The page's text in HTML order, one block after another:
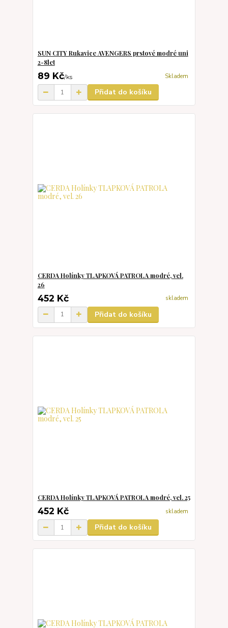
SUN CITY Rukavice AVENGERS prstové modré uni
2-8let
89 Kč/ks Skladem
Přidat do košíku
CERDA Holínky TLAPKOVÁ PATROLA modré, vel.
26
452 Kč skladem
Přidat do košíku
CERDA Holínky TLAPKOVÁ PATROLA modré, vel. 25
452 Kč skladem
Přidat do košíku